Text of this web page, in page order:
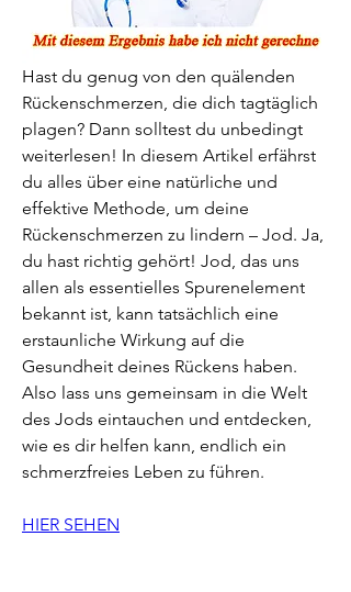
Hast du genug von den quälenden
Rückenschmerzen, die dich tagtäglich
plagen? Dann solltest du unbedingt
weiterlesen! In diesem Artikel erfährst
du alles über eine natürliche und
effektive Methode, um deine
Rückenschmerzen zu lindern – Jod. Ja,
du hast richtig gehört! Jod, das uns
allen als essentielles Spurenelement
bekannt ist, kann tatsächlich eine
erstaunliche Wirkung auf die
Gesundheit deines Rückens haben.
Also lass uns gemeinsam in die Welt
des Jods eintauchen und entdecken,
wie es dir helfen kann, endlich ein
schmerzfreies Leben zu führen.
HIER SEHEN